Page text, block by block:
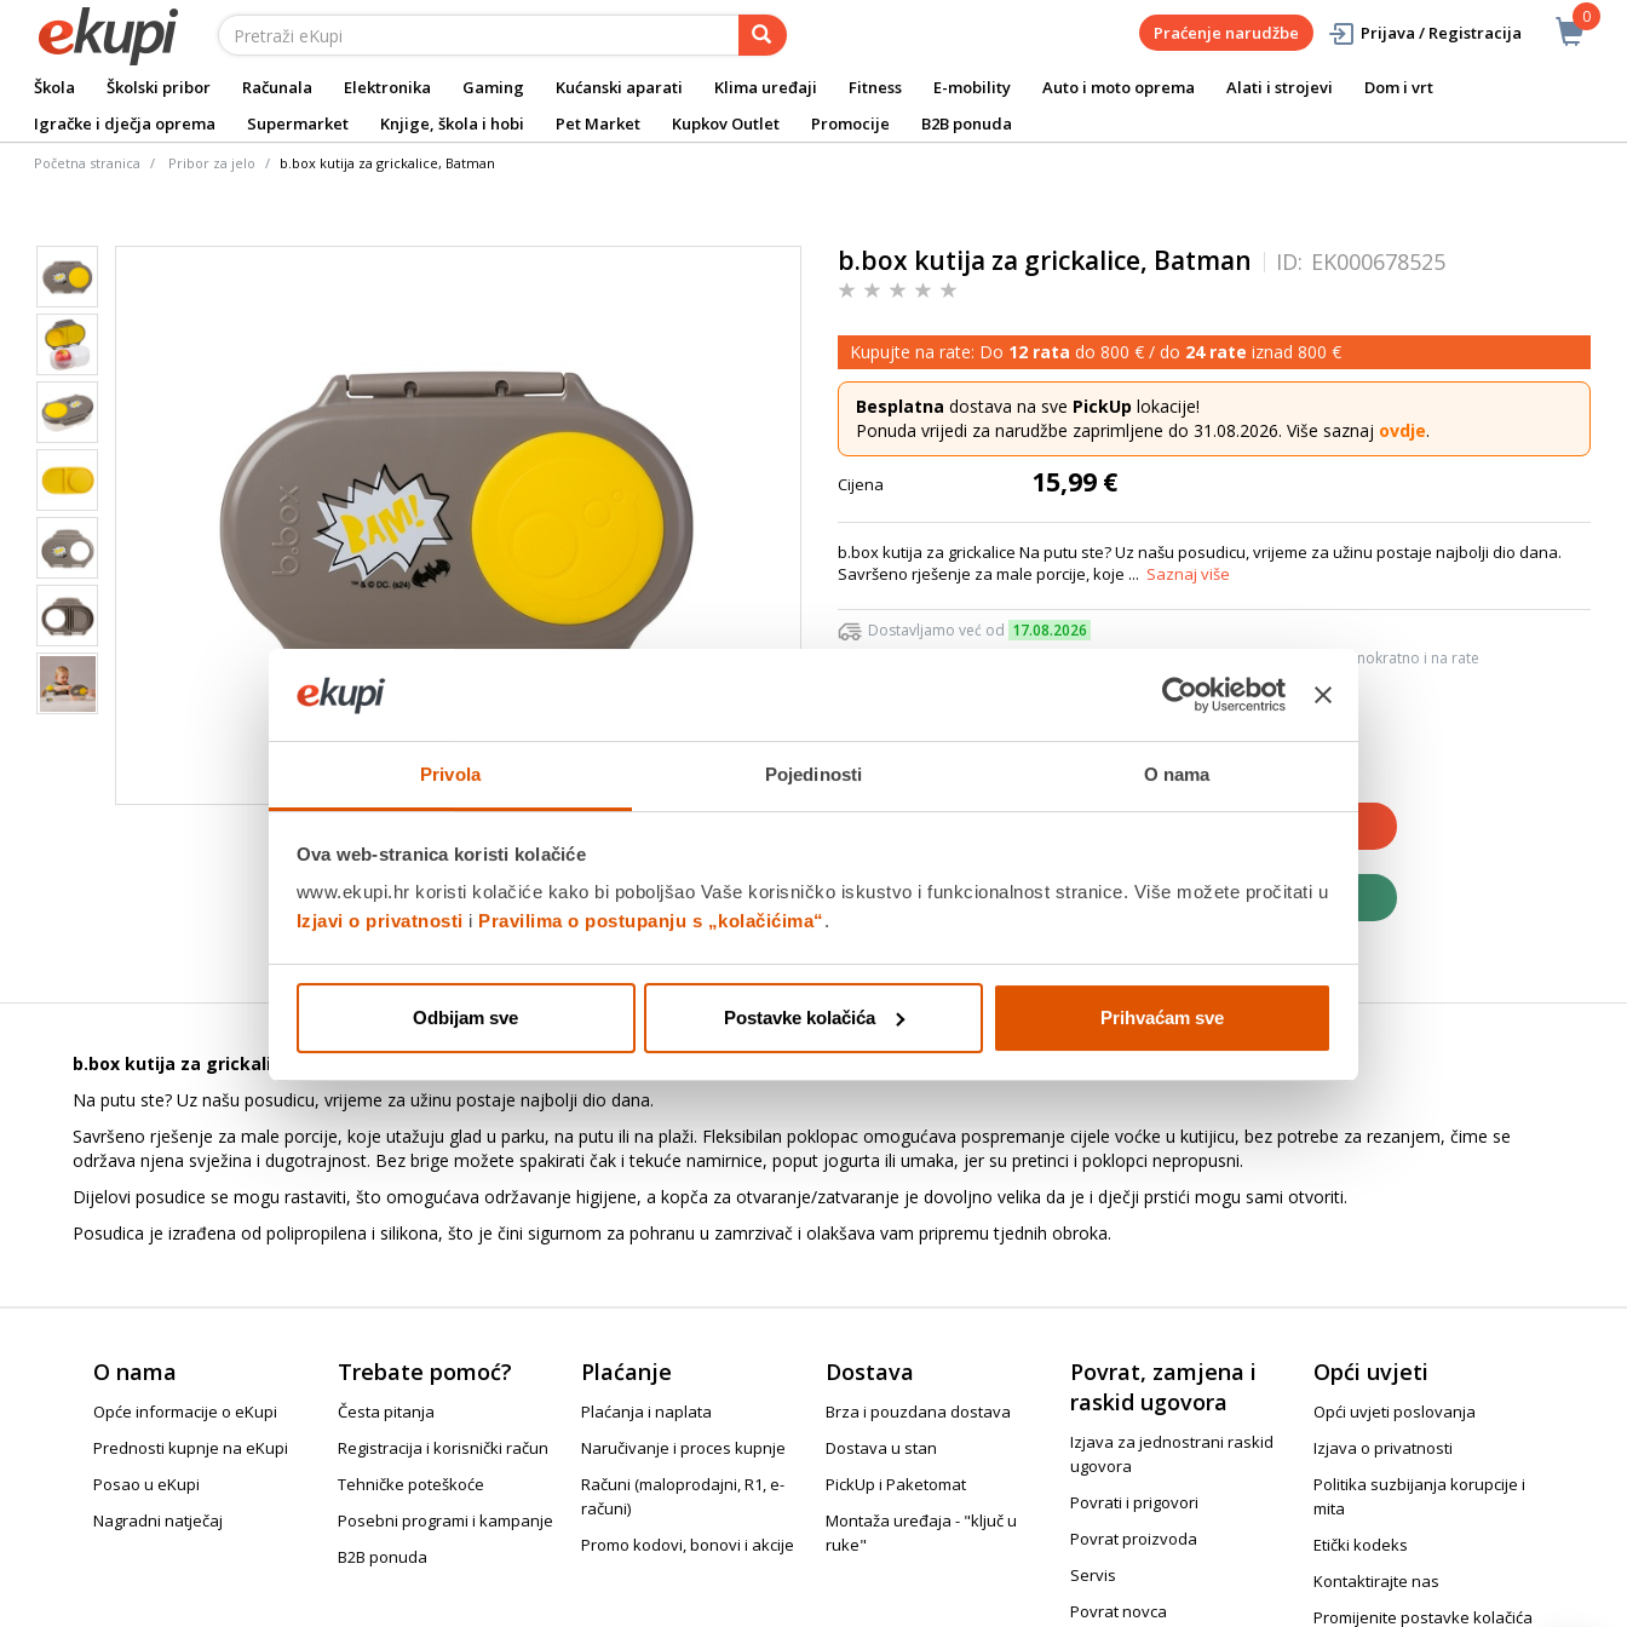
Privola Pojedinosti O nama
Ova web-stranica koristi kolačiće
www.ekupi.hr koristi kolačiće kako bi poboljšao Vaše korisničko iskustvo i funkcionalnost stranice. Više možete pročitati u
Izjavi o privatnosti i Pravilima o postupanju s „kolačićima“.
Odbijam sve Postavke kolačića Prihvaćam sve
0
Praćenje narudžbe Prijava / Registracija
Škola Školski pribor Računala Elektronika Gaming Kućanski aparati Klima uređaji Fitness E-mobility Auto i moto oprema Alati i strojevi
Dom i vrt
Igračke i dječja oprema
Supermarket Knjige, škola i hobi Pet Market Kupkov Outlet Promocije B2B ponuda
Početna stranica Pribor za jelo b.box kutija za grickalice, Batman
Povucite preko slike za zoom
b.box kutija za grickalice, Batman ID: EK000678525
Kupujte na rate: Do 12 rata do 800 € / do 24 rate iznad 800 €
Besplatna dostava na sve PickUp lokacije!
Ponuda vrijedi za narudžbe zaprimljene do 31.08.2026. Više saznaj ovdje.
Cijena 15,99 €
b.box kutija za grickalice Na putu ste? Uz našu posudicu, vrijeme za užinu postaje najbolji dio dana.
Savršeno rješenje za male porcije, koje ... Saznaj više
Dostavljamo već od 17.08.2026
Platite gotovinom pri preuzimanju, Internet bankarstvom, karticama jednokratno i na rate
KUPITE ODMAH
b.box kutija za grickalice
Na putu ste? Uz našu posudicu, vrijeme za užinu postaje najbolji dio dana.
Savršeno rješenje za male porcije, koje utažuju glad u parku, na putu ili na plaži. Fleksibilan poklopac omogućava pospremanje cijele voćke u kutijicu, bez potrebe za rezanjem, čime se
održava njena svježina i dugotrajnost. Bez brige možete spakirati čak i tekuće namirnice, poput jogurta ili umaka, jer su pretinci i poklopci nepropusni.
Dijelovi posudice se mogu rastaviti, što omogućava održavanje higijene, a kopča za otvaranje/zatvaranje je dovoljno velika da je i dječji prstići mogu sami otvoriti.
Posudica je izrađena od polipropilena i silikona, što je čini sigurnom za pohranu u zamrzivač i olakšava vam pripremu tjednih obroka.
O nama
Opće informacije o eKupi
Prednosti kupnje na eKupi
Posao u eKupi
Nagradni natječaj
Trebate pomoć?
Česta pitanja
Registracija i korisnički račun
Tehničke poteškoće
Posebni programi i kampanje
B2B ponuda
Plaćanje
Plaćanja i naplata
Naručivanje i proces kupnje
Računi (maloprodajni, R1, e-
računi)
Promo kodovi, bonovi i akcije
Dostava
Brza i pouzdana dostava
Dostava u stan
PickUp i Paketomat
Montaža uređaja - "ključ u
ruke"
Povrat, zamjena i
raskid ugovora
Izjava za jednostrani raskid
ugovora
Povrati i prigovori
Povrat proizvoda
Servis
Povrat novca
Opći uvjeti
Opći uvjeti poslovanja
Izjava o privatnosti
Politika suzbijanja korupcije i
mita
Etički kodeks
Kontaktirajte nas
Promijenite postavke kolačića